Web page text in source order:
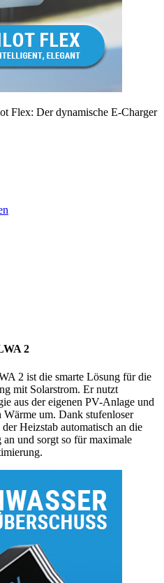
Flex: Der dynamische E-Charger
2
2 ist die smarte Lösung für die
mit Solarstrom. Er nutzt
aus der eigenen PV-Anlage und
um. Dank stufenloser
Heizstab automatisch an die
und sorgt so für maximale